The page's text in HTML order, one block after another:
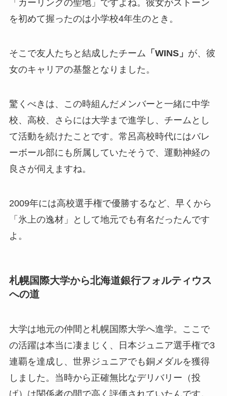
「カーリングの聖地」ですよね。彼女がストーン
を初めて握ったのは小学校4年生のとき。
そこで友人たちと結成したチーム 「WINS」 が、彼
女のキャリアの基盤となりました。
驚くべきは、この時組んだメンバーと一緒に中学
校、高校、さらには大学まで進学し、チームとし
て活動を続けたことです。常呂高校時代にはバレ
ーボール部にも所属していたそうで、運動神経の
良さが伺えますね。
2009年には高校選手権で優勝するなど、早くから
「氷上の逸材」として地元でも有名だったんです
よ。
札幌国際大学から北海道銀行フォルティウス
への道
大学は地元の仲間と札幌国際大学へ進学。ここで
の活躍は本当に凄まじく、日本ジュニア選手権で3
連覇を達成し、世界ジュニアでも銅メダルを獲得
しました。当時から正確無比なデリバリー（投